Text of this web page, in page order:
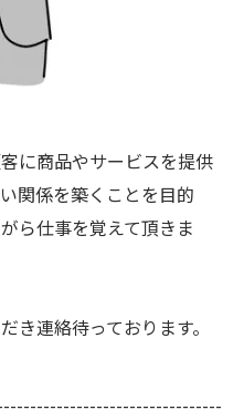
に商品やサービスを提供
関係を築くことを目的
ら仕事を覚えて頂きま
き連絡待っております。